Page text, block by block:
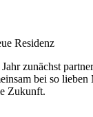
zunächst
bei so
Zukunft.